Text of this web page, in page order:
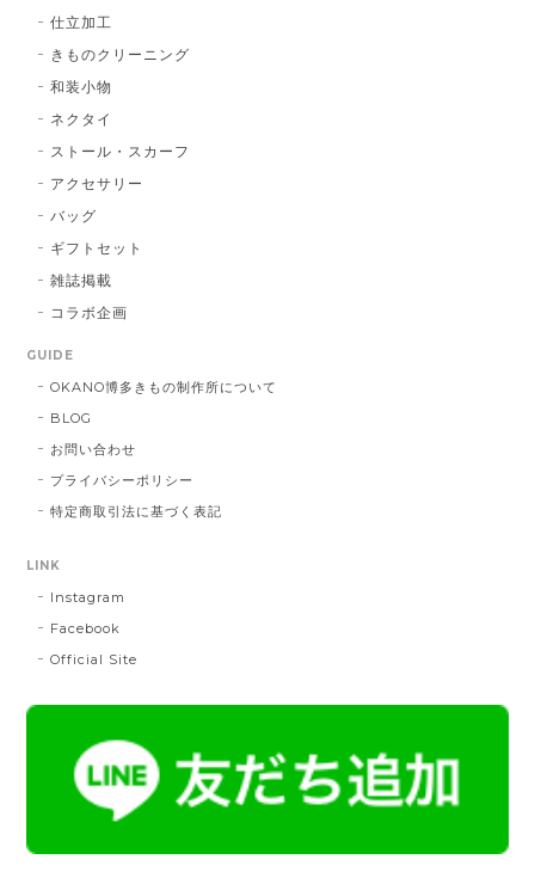
2025/05/26
2024/11/30
帯締 二分紐：鼡
NN：鼡
仕立加工
きものクリーニング
和装小物
ネクタイ
ストール・スカーフ
アクセサリー
バッグ
ギフトセット
雑誌掲載
コラボ企画
GUIDE
OKANO博多きもの制作所について
BLOG
お問い合わせ
プライバシーポリシー
特定商取引法に基づく表記
LINK
Instagram
Facebook
Official Site